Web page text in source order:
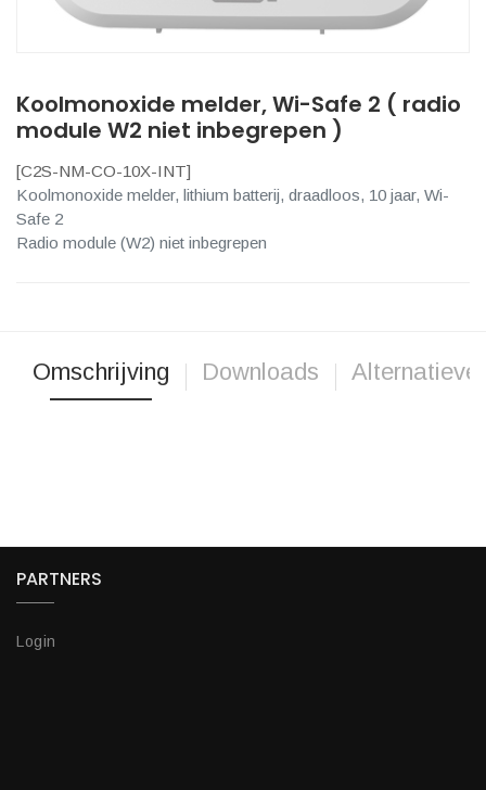
Koolmonoxide melder, Wi-Safe 2 ( radio
module W2 niet inbegrepen )
[C2S-NM-CO-10X-INT]
Koolmonoxide melder, lithium batterij, draadloos, 10 jaar, Wi-
Safe 2
Radio module (W2) niet inbegrepen
Omschrijving Downloads Alternatieve
PARTNERS
Login